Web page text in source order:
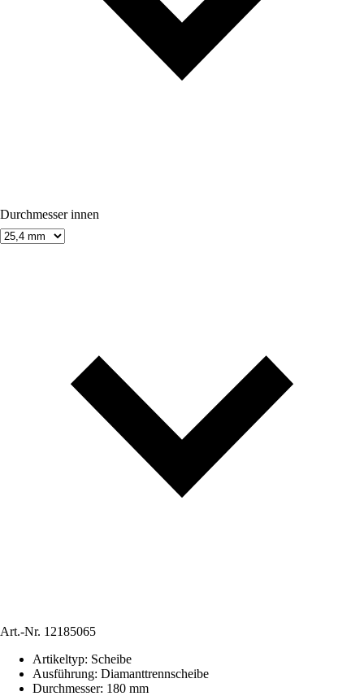
Durchmesser innen
Art.-Nr. 12185065
Artikeltyp: Scheibe
Ausführung: Diamanttrennscheibe
Durchmesser: 180 mm